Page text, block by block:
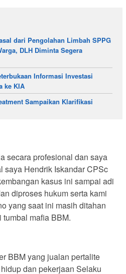
dari Pengolahan Limbah SPPG
DLH Diminta Segera
Informasi Investasi
ke KIA
Sampaikan Klarifikasi
secara profesional dan saya
saya Hendrik Iskandar CPSc
kasus ini sampai adi
diproses hukum serta kami
yang saat ini masih ditahan
mafia BBM.
BBM yang jualan pertalite
dan pekerjaan Selaku